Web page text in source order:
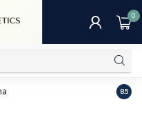
0
8.5